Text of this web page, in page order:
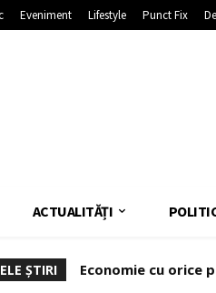
Eveniment Lifestyle Punct Fix
ACTUALITĂȚI
ȘTIRI Economie cu